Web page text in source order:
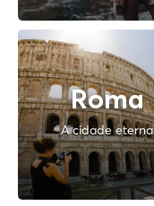
Roma
A cidade eterna